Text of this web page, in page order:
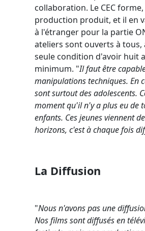
collaboration. Le CEC
production produit, et il en
à l'étranger pour la partie
ateliers sont ouverts à tous,
seule condition d'avoir huit
minimum. "Il faut être
manipulations techniques. En
sont surtout des adolescents.
moment qu'il n'y a plus eu de
enfants. Ces jeunes viennent
horizons, c'est à chaque fois
La Diffusion
"Nous n'avons pas une
Nos films sont diffusés en